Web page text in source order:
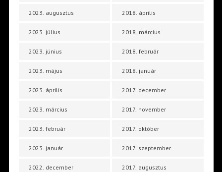
2023. augusztus
2023. július
2023. június
2023. május
2023. április
2023. március
2023. február
2023. január
2022. december
2018. április
2018. március
2018. február
2018. január
2017. december
2017. november
2017. október
2017. szeptember
2017. augusztus